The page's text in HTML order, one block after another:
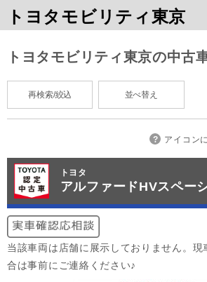
トヨタモビリティ東京
トヨタモビリティ東京の中古
再検索/絞込 並べ替え
アイコン
トヨタ
アルファードHVスペー
当該車両は店舗に展示しておりません。
合は事前にご連絡ください♪